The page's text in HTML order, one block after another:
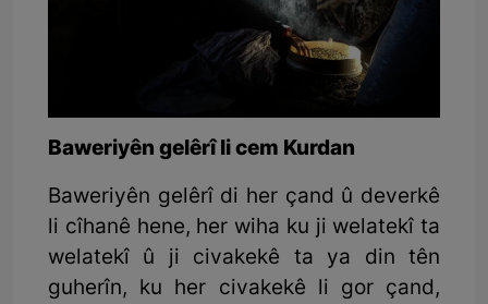
Baweriyên gelêrî li cem Kurdan
Baweriyên gelêrî di her çand û deverkê
li cîhanê hene, her wiha ku ji welatekî ta
welatekî û ji civakekê ta ya din tên
guherîn, ku her civakekê li gor çand,